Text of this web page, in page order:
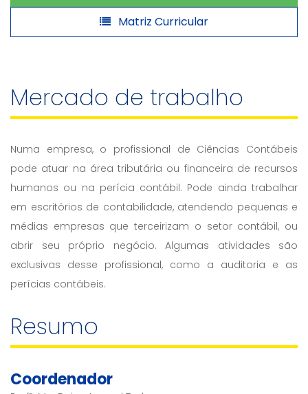
Matriz Curricular
Mercado de trabalho
Numa empresa, o profissional de Ciências Contábeis
pode atuar na área tributária ou financeira de recursos
humanos ou na perícia contábil. Pode ainda trabalhar
em escritórios de contabilidade, atendendo pequenas e
médias empresas que terceirizam o setor contábil, ou
abrir seu próprio negócio. Algumas atividades são
exclusivas desse profissional, como a auditoria e as
perícias contábeis.
Resumo
Coordenador